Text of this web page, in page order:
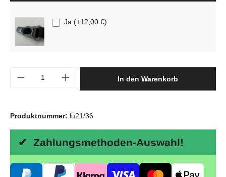
Ja (+12,00 €)
Produkt Anzahl: Gib den gewünschten
In den Warenkorb
Produktnummer: lu21/36
✔ Zahlungsmethoden-Auswahl!